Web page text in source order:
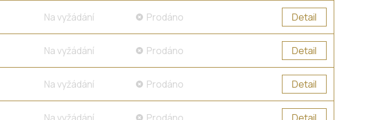
Na vyžádání Prodáno Detail
Na vyžádání Prodáno Detail
Na vyžádání Prodáno Detail